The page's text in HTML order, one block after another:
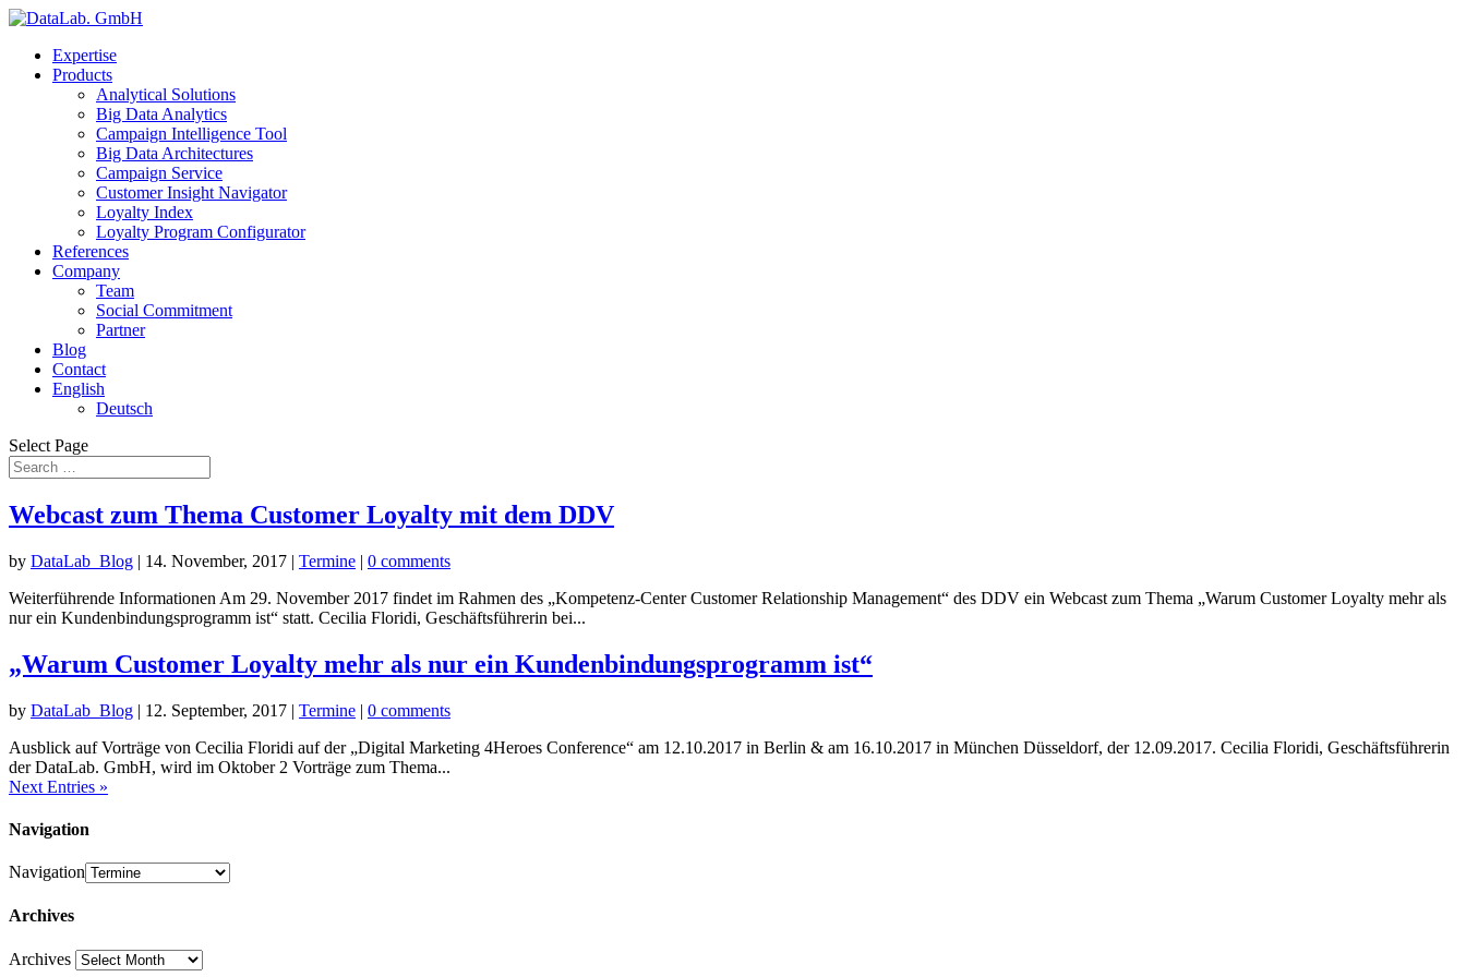
Expertise
Products
Analytical Solutions
Big Data Analytics
Campaign Intelligence Tool
Big Data Architectures
Campaign Service
Customer Insight Navigator
Loyalty Index
Loyalty Program Configurator
References
Company
Team
Social Commitment
Partner
Blog
Contact
English
Deutsch
Select Page
Webcast zum Thema Customer Loyalty mit dem DDV
by DataLab_Blog | 14. November, 2017 | Termine | 0 comments
Weiterführende Informationen Am 29. November 2017 findet im Rahmen des „Kompetenz-Center Customer Relationship Management“ des DDV ein Webcast zum Thema „Warum Customer Loyalty mehr als
nur ein Kundenbindungsprogramm ist“ statt. Cecilia Floridi, Geschäftsführerin bei...
„Warum Customer Loyalty mehr als nur ein Kundenbindungsprogramm ist“
by DataLab_Blog | 12. September, 2017 | Termine | 0 comments
Ausblick auf Vorträge von Cecilia Floridi auf der „Digital Marketing 4Heroes Conference“ am 12.10.2017 in Berlin & am 16.10.2017 in München Düsseldorf, der 12.09.2017. Cecilia Floridi, Geschäftsführerin
der DataLab. GmbH, wird im Oktober 2 Vorträge zum Thema...
Next Entries »
Navigation
Navigation
Archives
Archives